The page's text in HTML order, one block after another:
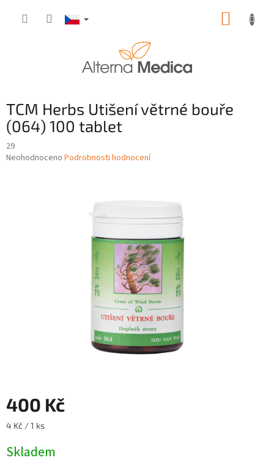
TCM Herbs Utišení větrné bouře
(064) 100 tablet
29
Průměrné
Neohodnoceno Podrobnosti hodnocení
400 Kč
Měrná
4 Kč / 1 ks
Skladem